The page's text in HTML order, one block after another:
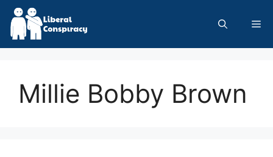
Skip
content
Millie Bobby Brown